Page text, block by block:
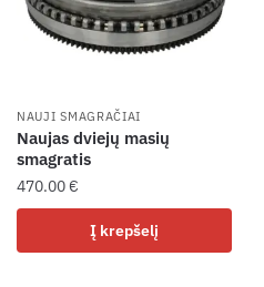
NAUJI SMAGRAČIAI
Naujas dviejų masių
smagratis
470.00€
Į krepšelį